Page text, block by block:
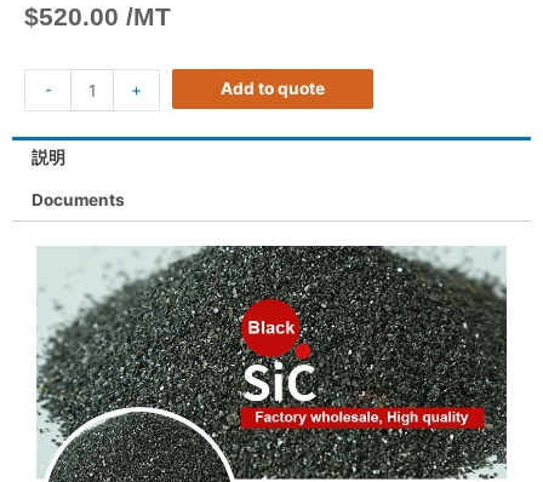
$520.00 /MT
- + Add to quote
説明
Documents